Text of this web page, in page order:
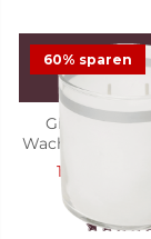
60% sparen
IN DEN
LEGEN
GloLite by
Wachsglas
15,98 €